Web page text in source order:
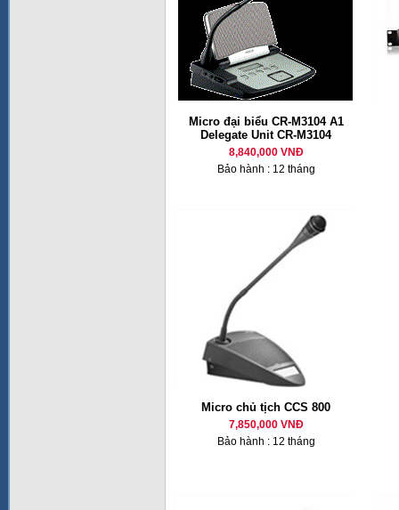
Micro đại biểu CR-M3104 A1
Delegate Unit CR-M3104
8,840,000 VNĐ
Bảo hành : 12 tháng
Micro chủ tịch CCS 800
7,850,000 VNĐ
Bảo hành : 12 tháng